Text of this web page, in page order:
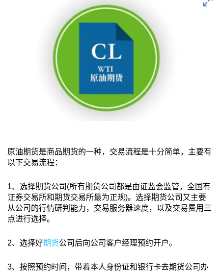
原油期货是商品期货的一种，交易流程是十分简单，主要有
以下交易流程：
1、选择期货公司(所有期货公司都是由证监会监管，全国有
证券交易所和期货交易所最为正规)。选择期货公司又主要
从公司的行情研判能力，交易服务器速度，以及交易费用三
点进行选择。
2、选择好期货公司后向公司客户经理预约开户。
3、按照预约时间，带着本人身份证和银行卡去期货公司办